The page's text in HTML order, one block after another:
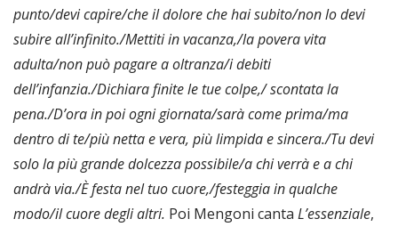
punto/devi capire/che il dolore che hai subito/non lo devi
subire all’infinito./Mettiti in vacanza,/la povera vita
adulta/non può pagare a oltranza/i debiti
dell’infanzia./Dichiara finite le tue colpe,/ scontata la
pena./D’ora in poi ogni giornata/sarà come prima/ma
dentro di te/più netta e vera, più limpida e sincera./Tu devi
solo la più grande dolcezza possibile/a chi verrà e a chi
andrà via./È festa nel tuo cuore,/festeggia in qualche
modo/il cuore degli altri. Poi Mengoni canta L’essenziale,